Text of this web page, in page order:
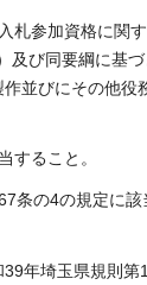
札参加資格に関
及び同要綱に基
並びにその他役
すること。
の4の規定に該
年埼玉県規則第